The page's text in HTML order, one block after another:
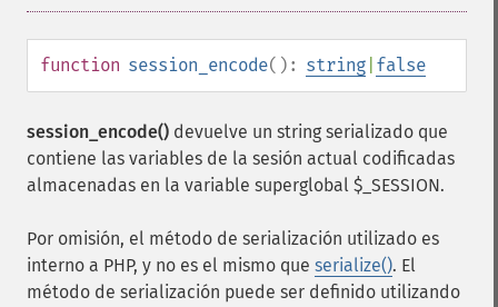
function session_encode(): string false
session_encode() devuelve un string serializado que
contiene las variables de la sesión actual codificadas
almacenadas en la variable superglobal $_SESSION.
Por omisión, el método de serialización utilizado es
interno a PHP, y no es el mismo que serialize(). El
método de serialización puede ser definido utilizando